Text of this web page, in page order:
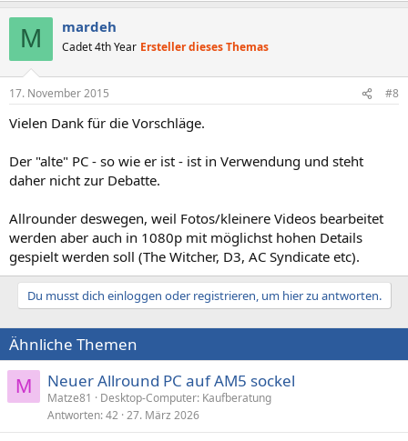
M mardeh
Cadet 4th Year Ersteller dieses Themas
17. November 2015 #8
Vielen Dank für die Vorschläge.
Der "alte" PC - so wie er ist - ist in Verwendung und steht
daher nicht zur Debatte.
Allrounder deswegen, weil Fotos/kleinere Videos bearbeitet
werden aber auch in 1080p mit möglichst hohen Details
gespielt werden soll (The Witcher, D3, AC Syndicate etc).
Du musst dich einloggen oder registrieren, um hier zu antworten.
Ähnliche Themen
M Neuer Allround PC auf AM5 sockel
Matze81
Desktop-Computer: Kaufberatung
Antworten 42 27. März 2026